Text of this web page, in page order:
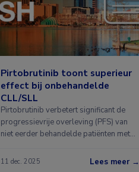
Pirtobrutinib toont superieur
effect bij onbehandelde
CLL/SLL
Pirtobrutinib verbetert significant de
progressievrije overleving (PFS) van
niet eerder behandelde patiënten met
11 dec. 2025 Lees meer →